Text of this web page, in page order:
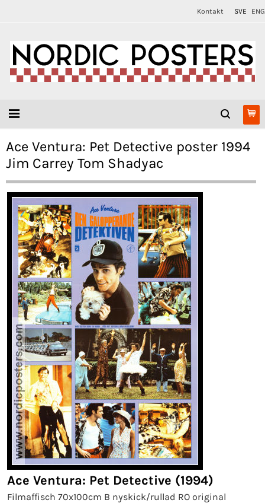
Kontakt SVE ENG
Ace Ventura: Pet Detective poster 1994
Jim Carrey Tom Shadyac
Ace Ventura: Pet Detective (1994)
Filmaffisch 70x100cm B nyskick/rullad RO original